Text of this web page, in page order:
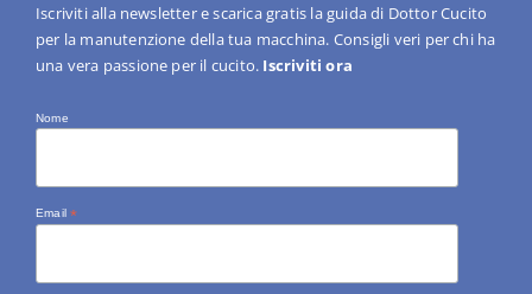
Iscriviti alla newsletter e scarica gratis la guida di Dottor Cucito
per la manutenzione della tua macchina. Consigli veri per chi ha
una vera passione per il cucito. Iscriviti ora
Nome
Email*